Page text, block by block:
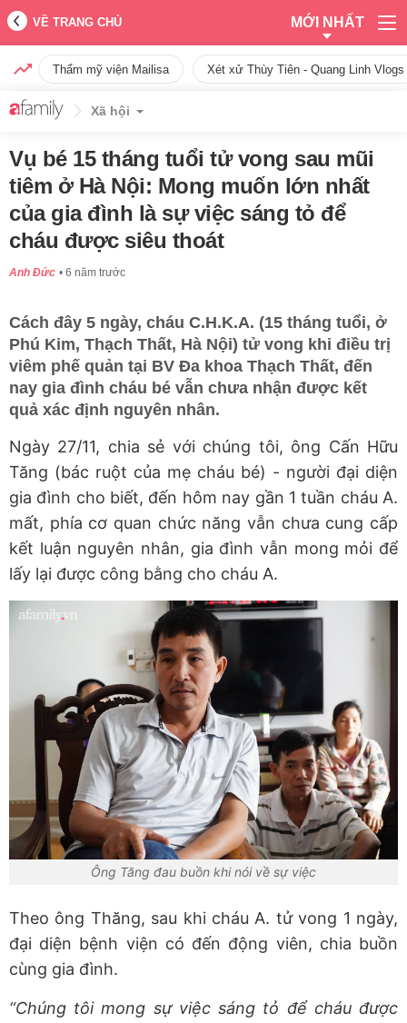
VỀ TRANG CHỦ MỚI NHẤT
Thẩm mỹ viện Mailisa Xét xử Thùy Tiên - Quang Linh
Xã hội
Vụ bé 15 tháng tuổi tử vong sau mũi
tiêm ở Hà Nội: Mong muốn lớn nhất
của gia đình là sự việc sáng tỏ để
cháu được siêu thoát
Anh Đức 6 năm trước
Cách đây 5 ngày, cháu C.H.K.A. (15 tháng tuổi, ở
Phú Kim, Thạch Thất, Hà Nội) tử vong khi điều trị
viêm phế quản tại BV Đa khoa Thạch Thất, đến
nay gia đình cháu bé vẫn chưa nhận được kết
quả xác định nguyên nhân.
Ngày 27/11, chia sẻ với chúng tôi, ông Cấn Hữu
Tăng (bác ruột của mẹ cháu bé) - người đại diện
gia đình cho biết, đến hôm nay gần 1 tuần cháu A.
mất, phía cơ quan chức năng vẫn chưa cung cấp
kết luận nguyên nhân, gia đình vẫn mong mỏi để
lấy lại được công bằng cho cháu A.
Ông Tăng đau buồn khi nói về sự việc
Theo ông Thăng, sau khi cháu A. tử vong 1 ngày,
đại diện bệnh viện có đến động viên, chia buồn
cùng gia đình.
“Chúng tôi mong sự việc sáng tỏ để cháu được